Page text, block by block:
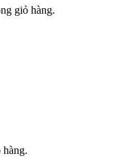
giỏ hàng.
hàng.